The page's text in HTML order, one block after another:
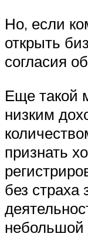
Но, если
открыть
согласия
Еще такой
низким
признать
без страха
небольшой